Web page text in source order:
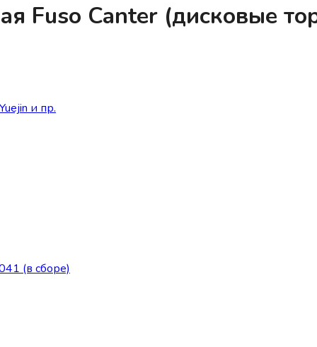
Fuso Canter (дисковые
и пр.
(в сборе)